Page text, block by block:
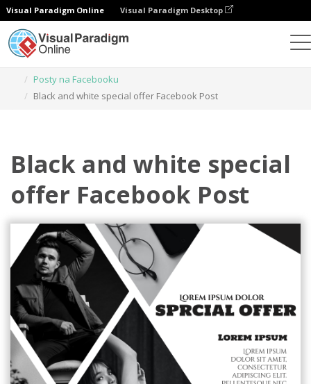
Visual Paradigm Online Visual Paradigm Desktop
Posty na Facebooku
Black and white special offer Facebook Post
Black and white special
offer Facebook Post